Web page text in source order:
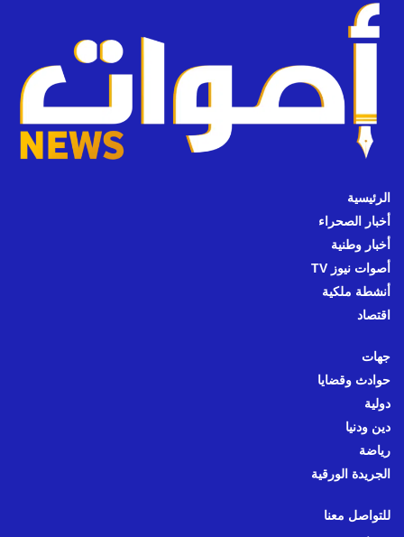
الرئيسية
أخبار الصحراء
أخبار وطنية
أصوات نيوز TV
أنشطة ملكية
اقتصاد
جهات
حوادث وقضايا
دولية
دين ودنيا
رياضة
الجريدة الورقية
للتواصل معنا